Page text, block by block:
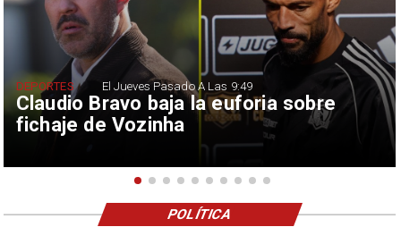
Claudio Bravo baja la euforia sobre
fichaje de Vozinha
DEPORTES El Jueves Pasado A Las 9:49
POLÍTICA